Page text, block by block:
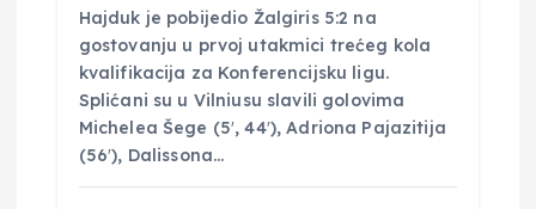
Hajduk je pobijedio Žalgiris 5:2 na
gostovanju u prvoj utakmici trećeg kola
kvalifikacija za Konferencijsku ligu.
Splićani su u Vilniusu slavili golovima
Michelea Šege (5′, 44′), Adriona Pajazitija
(56′), Dalissona…